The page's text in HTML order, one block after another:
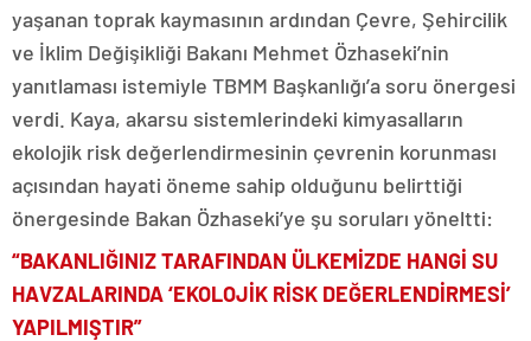
yaşanan toprak kaymasının ardından Çevre, Şehircilik
ve İklim Değişikliği Bakanı Mehmet Özhaseki’nin
yanıtlaması istemiyle TBMM Başkanlığı’a soru önergesi
verdi. Kaya, akarsu sistemlerindeki kimyasalların
ekolojik risk değerlendirmesinin çevrenin korunması
açısından hayati öneme sahip olduğunu belirttiği
önergesinde Bakan Özhaseki’ye şu soruları yöneltti:
“BAKANLIĞINIZ TARAFINDAN ÜLKEMİZDE HANGİ SU
HAVZALARINDA ‘EKOLOJİK RİSK DEĞERLENDİRMESİ’
YAPILMIŞTIR”